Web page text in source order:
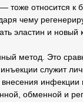
тоже относится к
чему
эластин и
метод. Это
служит
обменной и